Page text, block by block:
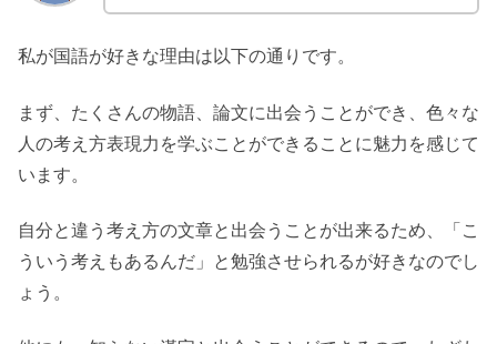
私が国語が好きな理由は以下の通りです。
まず、たくさんの物語、論文に出会うことができ、色々な
人の考え方表現力を学ぶことができることに魅力を感じて
います。
自分と違う考え方の文章と出会うことが出来るため、「こ
ういう考えもあるんだ」と勉強させられるが好きなのでし
ょう。